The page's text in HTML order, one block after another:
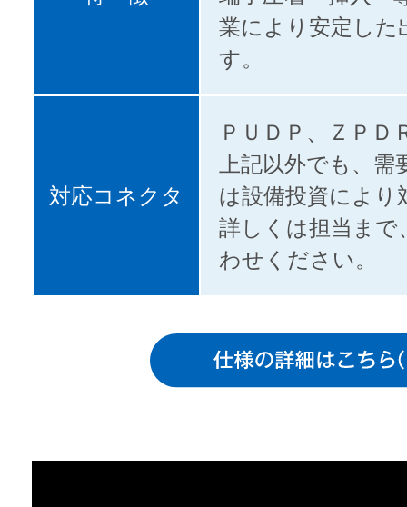
業により安定した
す。
対応コネクタ
ＰＵＤＰ、ＺＰＤ
上記以外でも、
は設備投資により
詳しくは担当まで
わせください。